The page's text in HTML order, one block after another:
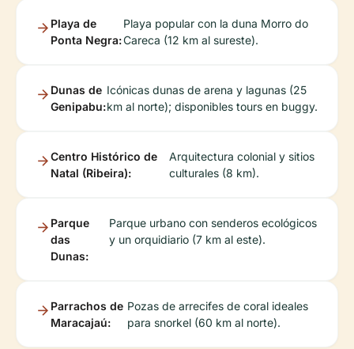
Playa de
Ponta Negra:
Playa popular con la duna Morro do
Careca (12 km al sureste).
Dunas de
Genipabu:
Icónicas dunas de arena y lagunas (25
km al norte); disponibles tours en buggy.
Centro Histórico de
Natal (Ribeira):
Arquitectura colonial y sitios
culturales (8 km).
Parque
das
Dunas:
Parque urbano con senderos ecológicos
y un orquidiario (7 km al este).
Parrachos de
Maracajaú:
Pozas de arrecifes de coral ideales
para snorkel (60 km al norte).